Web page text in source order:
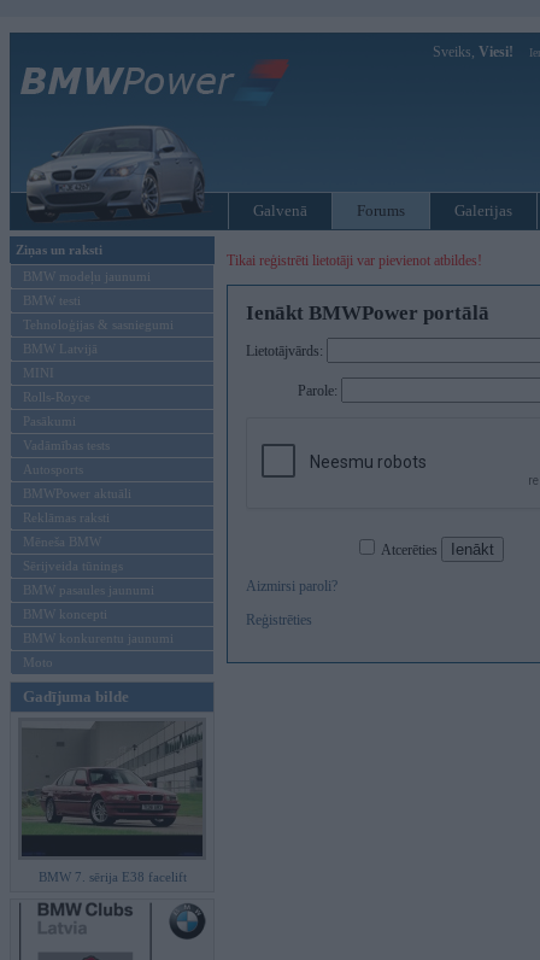
Sveiks, Viesi!
Galvenā Forums Galerijas
Ziņas un raksti
BMW modeļu jaunumi
BMW testi
Tehnoloģijas & sasniegumi
BMW Latvijā
MINI
Rolls-Royce
Pasākumi
Vadāmības tests
Autosports
BMWPower aktuāli
Reklāmas raksti
Mēneša BMW
Sērijveida tūnings
BMW pasaules jaunumi
BMW koncepti
BMW konkurentu jaunumi
Moto
Gadījuma bilde
BMW 7. sērija E38 facelift
Tikai reģistrēti lietotāji var pievienot atbildes!
Ienākt BMWPower portālā
Lietotājvārds:
Parole:
Atcerēties
Aizmirsi paroli?
Reģistrēties